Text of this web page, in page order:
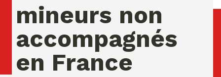
mineurs non
accompagnés
en France